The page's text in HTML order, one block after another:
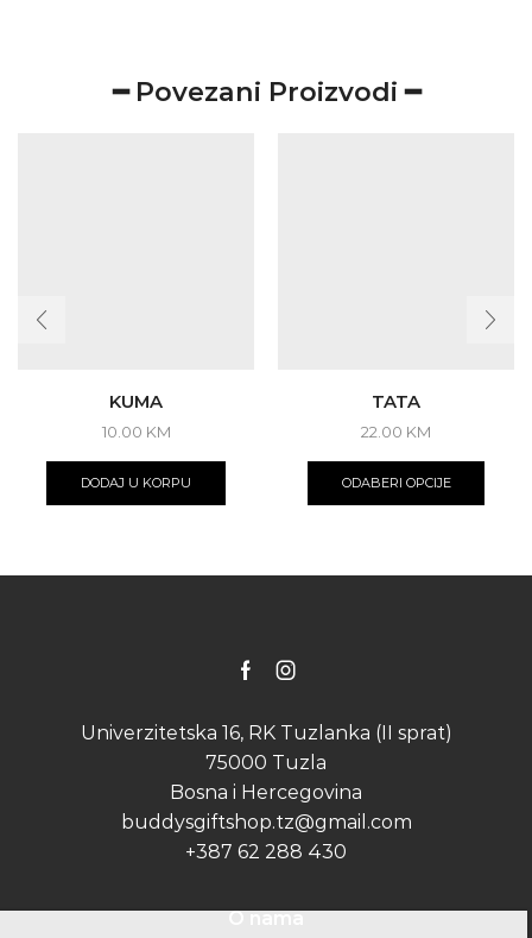
━ Povezani Proizvodi ━
KUMA
10.00 KM
DODAJ U KORPU
TATA
22.00 KM
ODABERI OPCIJE
FacebookInstagram
Univerzitetska 16, RK Tuzlanka (II sprat)
75000 Tuzla
Bosna i Hercegovina
buddysgiftshop.tz@gmail.com
+387 62 288 430